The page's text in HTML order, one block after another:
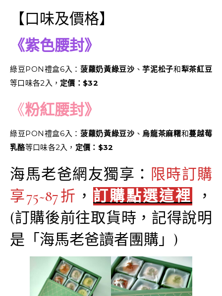
【口味及價格】
《紫色腰封》
綠豆PON禮盒6入： 菠蘿奶黃綠豆沙 、芋泥松子和犁茶紅豆
等口味各2入， 定價：$32
《粉紅腰封》
綠豆PON禮盒6入： 菠蘿奶黃綠豆沙 、 烏龍茶麻糬和蔓越莓
乳酪等口味各2入， 定價：$32
海馬老爸網友獨享： 限時訂購
享75~87折 ， 訂購點選這裡
，
(訂購後前往取貨時，記得說明
是「海馬老爸讀者團購」)